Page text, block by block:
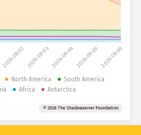
Sovrapposizione
2026-08-02 2026-08-03 2026-08-04 2026-08-05 2026-08-06
North America
South America
Africa Antarctica
© 2026 The Shadowserver Foundation